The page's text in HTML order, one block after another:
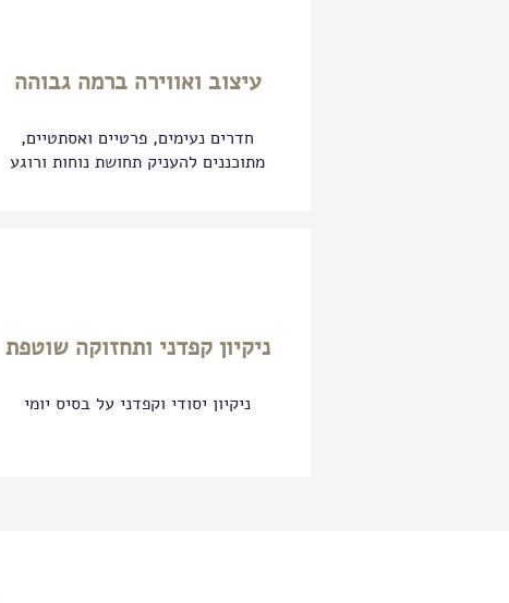
עיצוב ואווירה ברמה גבוהה
חדרים נעימים, פרטיים ואסתטיים,
מתוכננים להעניק תחושת נוחות ורוגע
ניקיון קפדני ותחזוקה שוטפת
ניקיון יסודי וקפדני על בסיס יומי